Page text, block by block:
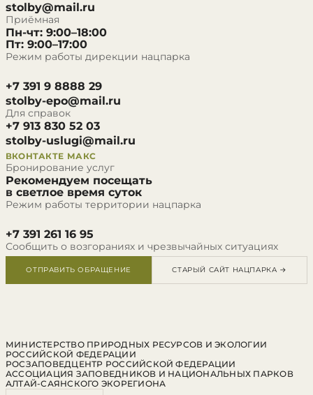
stolby@mail.ru
Приёмная
Пн-чт: 9:00–18:00
Пт: 9:00–17:00
Режим работы дирекции нацпарка
+7 391 9 8888 29
stolby-epo@mail.ru
Для справок
+7 913 830 52 03
stolby-uslugi@mail.ru
ВКОНТАКТЕ МАКС
Бронирование услуг
Рекомендуем посещать
в светлое время суток
Режим работы территории нацпарка
+7 391 261 16 95
Сообщить о возгораниях и чрезвычайных ситуациях
ОТПРАВИТЬ ОБРАЩЕНИЕ СТАРЫЙ САЙТ НАЦПАРКА →
МИНИСТЕРСТВО ПРИРОДНЫХ РЕСУРСОВ И ЭКОЛОГИИ
РОССИЙСКОЙ ФЕДЕРАЦИИ
РОСЗАПОВЕДЦЕНТР РОССИЙСКОЙ ФЕДЕРАЦИИ
АССОЦИАЦИЯ ЗАПОВЕДНИКОВ И НАЦИОНАЛЬНЫХ ПАРКОВ
АЛТАЙ-САЯНСКОГО ЭКОРЕГИОНА